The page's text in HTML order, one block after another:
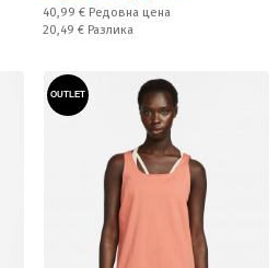
Редовна цена:
40,99 € Редовна цена
Спестявате:
20,49 € Разлика
OUTLET